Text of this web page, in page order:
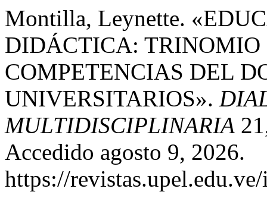
Montilla, Leynette.
DIDÁCTICA: TRINOMIO
COMPETENCIAS DEL
UNIVERSITARIOS».
MULTIDISCIPLINARIA
Accedido agosto 9, 2026.
https://